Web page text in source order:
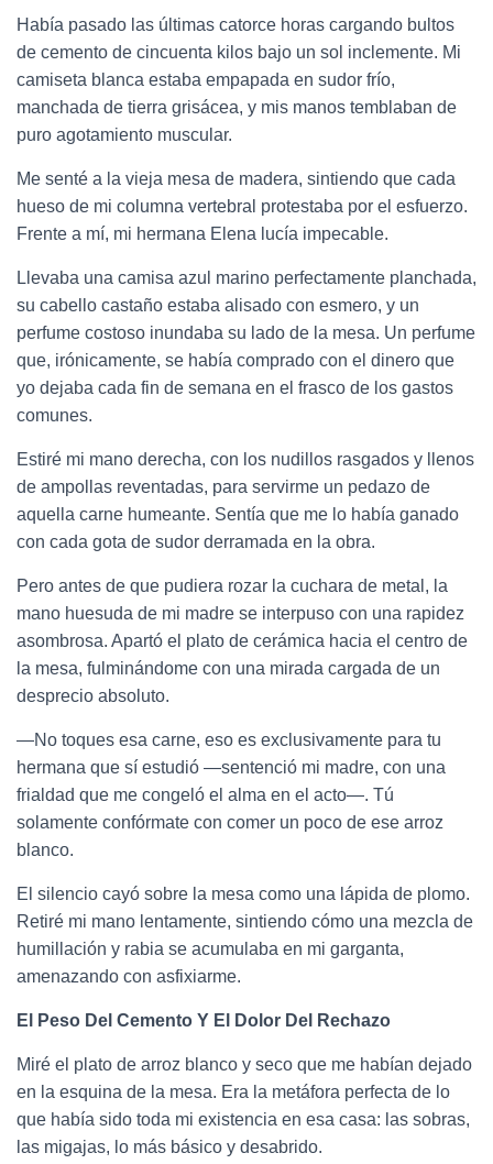
Había pasado las últimas catorce horas cargando bultos
de cemento de cincuenta kilos bajo un sol inclemente. Mi
camiseta blanca estaba empapada en sudor frío,
manchada de tierra grisácea, y mis manos temblaban de
puro agotamiento muscular.
Me senté a la vieja mesa de madera, sintiendo que cada
hueso de mi columna vertebral protestaba por el esfuerzo.
Frente a mí, mi hermana Elena lucía impecable.
Llevaba una camisa azul marino perfectamente planchada,
su cabello castaño estaba alisado con esmero, y un
perfume costoso inundaba su lado de la mesa. Un perfume
que, irónicamente, se había comprado con el dinero que
yo dejaba cada fin de semana en el frasco de los gastos
comunes.
Estiré mi mano derecha, con los nudillos rasgados y llenos
de ampollas reventadas, para servirme un pedazo de
aquella carne humeante. Sentía que me lo había ganado
con cada gota de sudor derramada en la obra.
Pero antes de que pudiera rozar la cuchara de metal, la
mano huesuda de mi madre se interpuso con una rapidez
asombrosa. Apartó el plato de cerámica hacia el centro de
la mesa, fulminándome con una mirada cargada de un
desprecio absoluto.
—No toques esa carne, eso es exclusivamente para tu
hermana que sí estudió —sentenció mi madre, con una
frialdad que me congeló el alma en el acto—. Tú
solamente confórmate con comer un poco de ese arroz
blanco.
El silencio cayó sobre la mesa como una lápida de plomo.
Retiré mi mano lentamente, sintiendo cómo una mezcla de
humillación y rabia se acumulaba en mi garganta,
amenazando con asfixiarme.
El Peso Del Cemento Y El Dolor Del Rechazo
Miré el plato de arroz blanco y seco que me habían dejado
en la esquina de la mesa. Era la metáfora perfecta de lo
que había sido toda mi existencia en esa casa: las sobras,
las migajas, lo más básico y desabrido.